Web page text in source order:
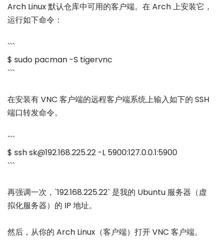
Arch Linux 默认仓库中可用的客户端。在 Arch 上安装它，
运行如下命令：
```
$ sudo pacman -S tigervnc
```
在安装有 VNC 客户端的远程客户端系统上输入如下的 SSH
端口转发命令。
```
$ ssh sk@192.168.225.22 -L 5900:127.0.0.1:5900
```
再强调一次，`192.168.225.22` 是我的 Ubuntu 服务器（虚
拟化服务器）的 IP 地址。
然后，从你的 Arch Linux（客户端）打开 VNC 客户端。